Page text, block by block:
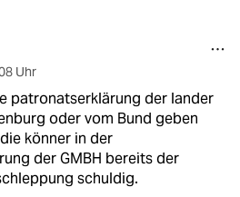
Uhr
patronatserklärung der lander
oder vom Bund geben
könner in der
der GMBH bereits der
schuldig.